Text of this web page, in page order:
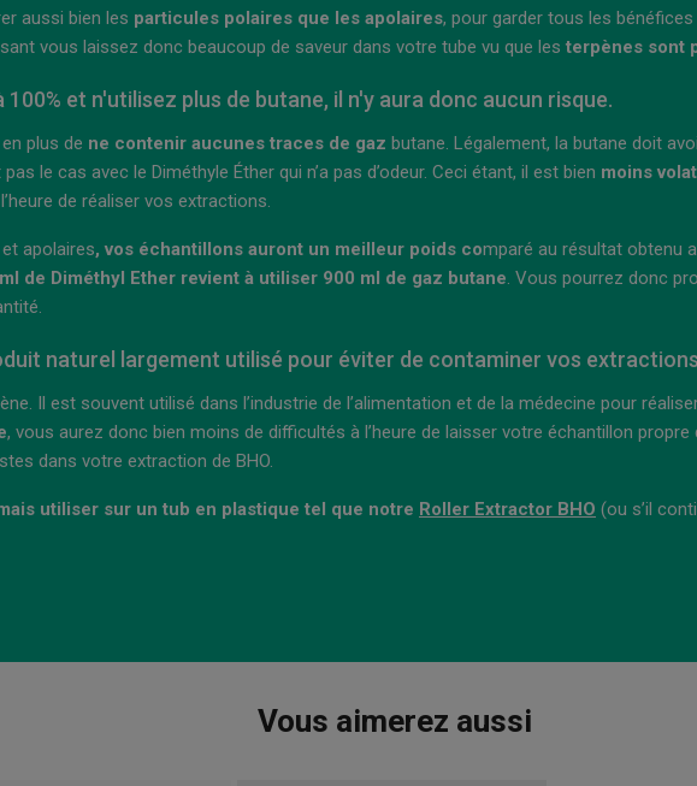
aussi bien les particules polaires que les apolaires, pour garder tous les
vous laissez donc beaucoup de saveur dans votre tube vu que les terpènes sont
et n'utilisez plus de butane, il n'y aura donc aucun risque.
en plus de ne contenir aucunes traces de gaz butane. Légalement, la butane doit
le cas avec le Diméthyle Éther qui n’a pas d’odeur. Ceci étant, il est bien moins
de réaliser vos extractions.
apolaires, vos échantillons auront un meilleur poids comparé au résultat obtenu
de Diméthyl Ether revient à utiliser 900 ml de gaz butane. Vous pourrez donc
naturel largement utilisé pour éviter de contaminer vos extractions
Il est souvent utilisé dans l’industrie de l’alimentation et de la médecine pour
, vous aurez donc bien moins de difficultés à l’heure de laisser votre échantillon propre
dans votre extraction de BHO.
utiliser sur un tub en plastique tel que notre Roller Extractor BHO (ou s’il
Vous aimerez aussi